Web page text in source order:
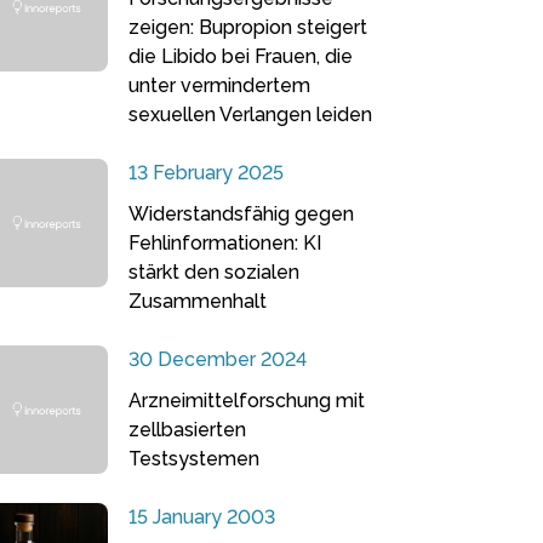
zeigen: Bupropion steigert
die Libido bei Frauen, die
unter vermindertem
sexuellen Verlangen leiden
13 February 2025
Widerstandsfähig gegen
Fehlinformationen: KI
stärkt den sozialen
Zusammenhalt
30 December 2024
Arzneimittelforschung mit
zellbasierten
Testsystemen
15 January 2003